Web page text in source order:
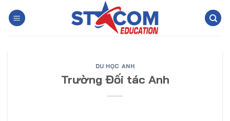
DU HỌC ANH
Trường Đối tác Anh